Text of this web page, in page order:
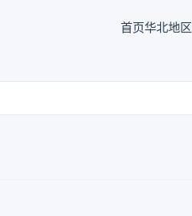
首页华北地区